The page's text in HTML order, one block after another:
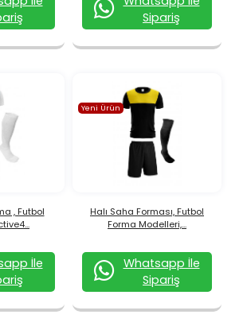
Sipariş
, Futbol
İle
Yeni Ürün
Halı Saha Forması, Futbol
Forma Modelleri,...
Whatsapp İle
Sipariş